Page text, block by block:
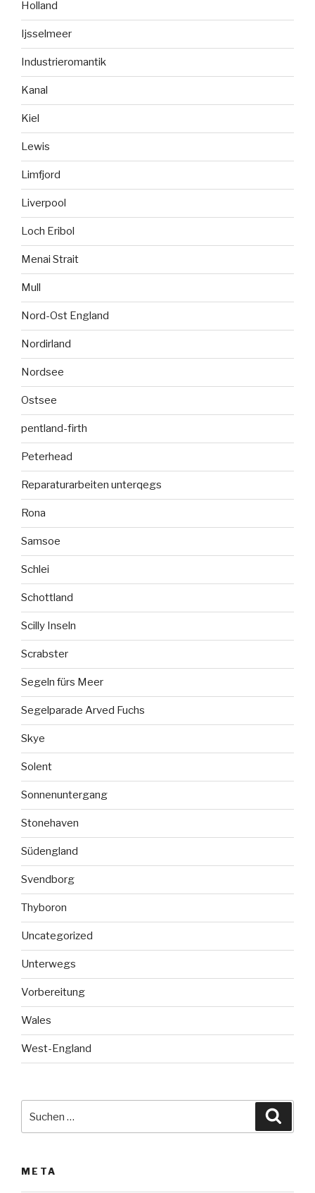
Holland
Ijsselmeer
Industrieromantik
Kanal
Kiel
Lewis
Limfjord
Liverpool
Loch Eribol
Menai Strait
Mull
Nord-Ost England
Nordirland
Nordsee
Ostsee
pentland-firth
Peterhead
Reparaturarbeiten unterqegs
Rona
Samsoe
Schlei
Schottland
Scilly Inseln
Scrabster
Segeln fürs Meer
Segelparade Arved Fuchs
Skye
Solent
Sonnenuntergang
Stonehaven
Südengland
Svendborg
Thyboron
Uncategorized
Unterwegs
Vorbereitung
Wales
West-England
nach:
META